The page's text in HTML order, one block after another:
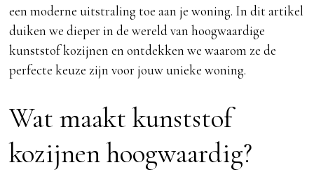
een moderne uitstraling toe aan je woning. In dit artikel
duiken we dieper in de wereld van hoogwaardige
kunststof kozijnen en ontdekken we waarom ze de
perfecte keuze zijn voor jouw unieke woning.
Wat maakt kunststof
kozijnen hoogwaardig?